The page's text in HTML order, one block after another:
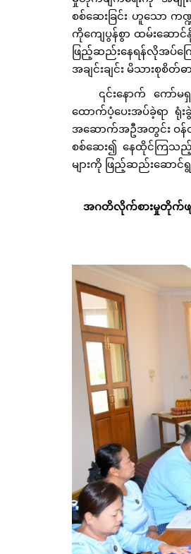
စစ်ဆေးခြင်း ဟူသော ကဏ္
ကိုကျေပွန်စွာ ထမ်းဆောင်
ဖြည့်ဆည်းနေရန်လိုအပ်က
အချင်းချင်း မိသားစုစိ
၎င်းနောက် ကော်မ
ထောက်ပံ့ပေးအပ်ခဲ့ရာ ရုံ
အဆောက်အဦအတွင်း ဝန်ထမ်
စစ်ဆေး၍ နေထိုင်ကြသည့်
များကို ဖြည့်ဆည်း‌‌ဆောင်
အဂတိလိုက်စားမှုတိုက်ဖျက်